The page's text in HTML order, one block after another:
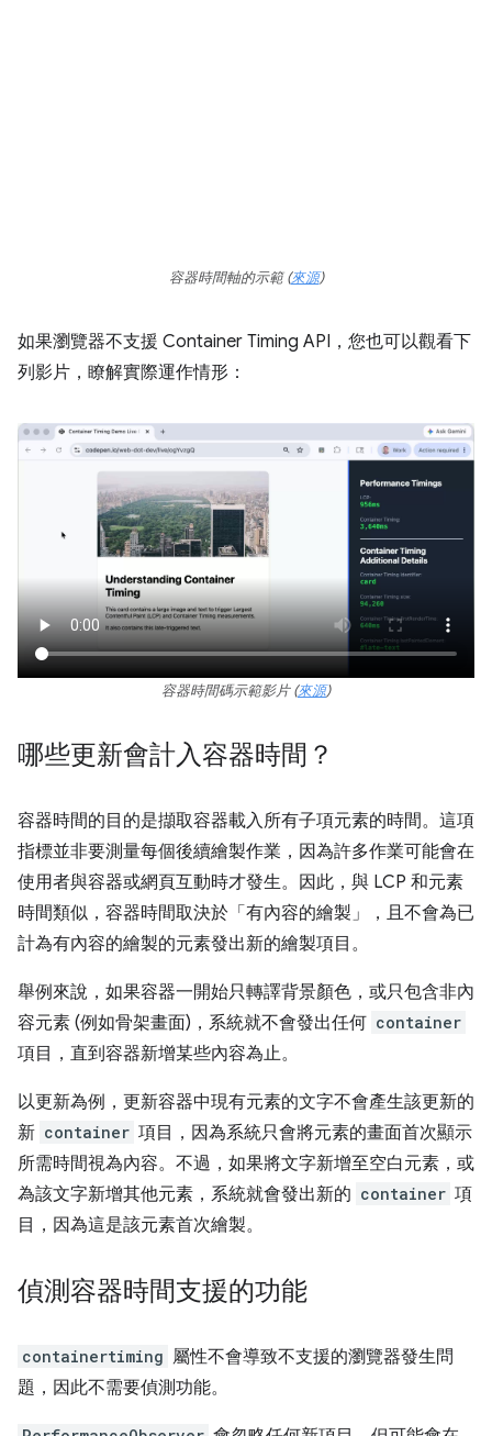
容器時間軸的示範 (來源)
如果瀏覽器不支援 Container Timing API，您也可以觀看下
列影片，瞭解實際運作情形：
容器時間碼示範影片 (來源)
哪些更新會計入容器時間？
容器時間的目的是擷取容器載入所有子項元素的時間。這項
指標並非要測量每個後續繪製作業，因為許多作業可能會在
使用者與容器或網頁互動時才發生。因此，與 LCP 和元素
時間類似，容器時間取決於「有內容的繪製」，且不會為已
計為有內容的繪製的元素發出新的繪製項目。
舉例來說，如果容器一開始只轉譯背景顏色，或只包含非內
容元素 (例如骨架畫面)，系統就不會發出任何 container
項目，直到容器新增某些內容為止。
以更新為例，更新容器中現有元素的文字不會產生該更新的
新 container 項目，因為系統只會將元素的畫面首次顯示
所需時間視為內容。不過，如果將文字新增至空白元素，或
為該文字新增其他元素，系統就會發出新的 container 項
目，因為這是該元素首次繪製。
偵測容器時間支援的功能
containertiming 屬性不會導致不支援的瀏覽器發生問
題，因此不需要偵測功能。